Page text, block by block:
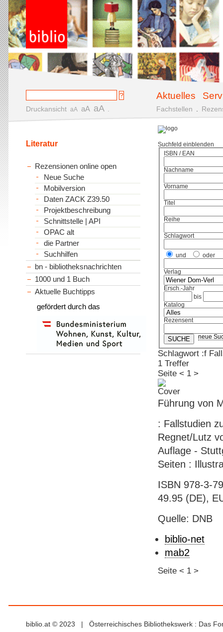
Aktuelles
Druckansicht aA aA aA Fachstellen
Suchfeld einblenden
ISBN / EAN
Nachname
Vorname
Titel
Reihe
Schlagwort
und oder
Verlag
Ersch.-Jahr
bis
Katalog
Rezensent
neue
Schlagwort :f
1 Treffer
Seite < 1 >
Führung von
: Fallstudien
Regnet/Lutz
Auflage -
Seiten :
ISBN 978-3-
49.95 (DE),
Quelle: DNB
biblio-net
mab2
Seite < 1 >
Literatur
Rezensionen online open
Neue Suche
Mobilversion
Daten ZACK Z39.50
Projektbeschreibung
Schnittstelle | API
OPAC alt
die Partner
Suchhilfen
bn - bibliotheksnachrichten
1000 und 1 Buch
Aktuelle Buchtipps
gefördert durch das
biblio.at © 2023 | Österreichisches Bibliothekswerk : Das